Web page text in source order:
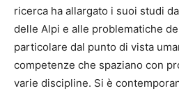
ricerca ha allargato i suoi studi
delle Alpi e alle problematiche
particolare dal punto di vista
competenze che spaziano con
varie discipline. Si è